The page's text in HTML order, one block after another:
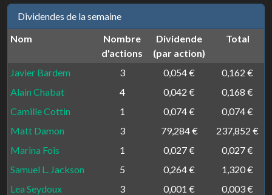
Dividendes de la semaine
Nom
Nombre
d'actions
Dividende
(par action)
Total
Javier Bardem 3 0,054 €
0,162 €
Alain Chabat
4 0,042 €
0,168 €
Camille Cottin
1 0,074 €
0,074 €
Matt Damon
3 79,284 €
237,852 €
Marina Foïs
1 0,027 €
0,027 €
Samuel L. Jackson
5 0,264 €
1,320 €
Lea Seydoux
3 0,001 €
0,003 €